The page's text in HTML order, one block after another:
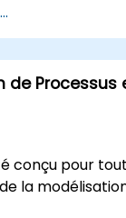
systèmes
l'évolution
Processus
conçu pour
la